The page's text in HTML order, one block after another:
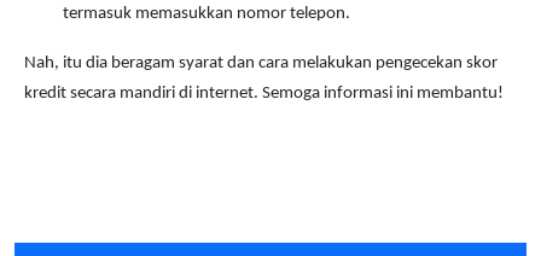
termasuk memasukkan nomor telepon.
Nah, itu dia beragam syarat dan cara melakukan pengecekan skor
kredit secara mandiri di internet. Semoga informasi ini membantu!